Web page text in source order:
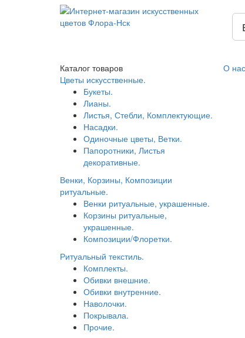
Каталог товаров
Цветы искусственные.
Букеты.
Лианы.
Листья, Стебли, Комплектующие.
Насадки.
Одиночные цветы, Ветки.
Папоротники, Листья
декоративные.
Венки, Корзины, Композиции
ритуальные.
Венки ритуальные, украшенные.
Корзины ритуальные,
украшенные.
Композиции/Флоретки.
Ритуальный текстиль.
Комплекты.
Обивки внешние.
Обивки внутренние.
Наволочки.
Покрывала.
Прочие.
О нас